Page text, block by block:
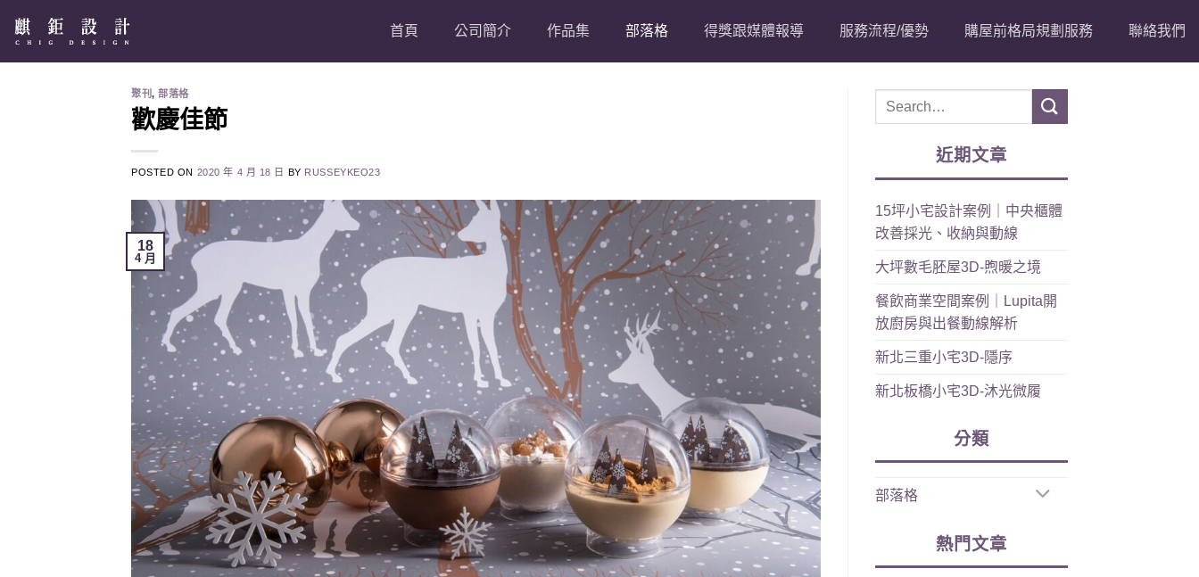
首頁 公司簡介 作品集 部落格 得獎跟媒體報導 服務流程/優勢 購屋前格局規劃服務 聯絡我們
聚刊,部落格
歡慶佳節
POSTED ON 2020 年 4 月 18 日 BY RUSSEYKEO23
18
4 月
近期文章
15坪小宅設計案例｜中央櫃體
改善採光、收納與動線
大坪數毛胚屋3D-煦暖之境
餐飲商業空間案例｜Lupita開
放廚房與出餐動線解析
新北三重小宅3D-隱序
新北板橋小宅3D-沐光微履
分類
部落格
熱門文章